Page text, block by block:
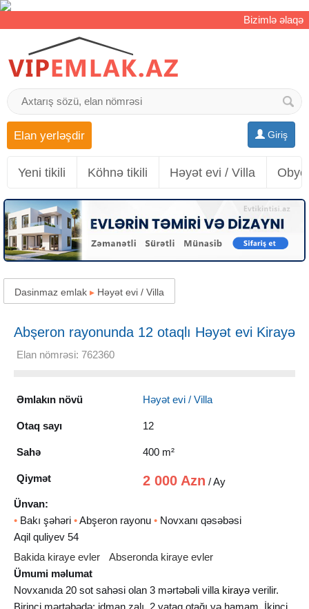
Bizimlə əlaqə
Giriş
Elan yerləşdir
Yeni tikili Köhnə tikili Həyət evi / Villa
Dasinmaz emlak ▸ Həyət evi / Villa
Abşeron rayonunda 12 otaqlı Həyət evi Kirayə
verilir, 400 m²
Elan nömrəsi: 762360
Əmlakın növü Həyət evi / Villa
Otaq sayı 12
Sahə 400 m²
Qiymət 2 000 Azn / Ay
Ünvan:
• Bakı şəhəri •Abşeron rayonu • Novxanı qəsəbəsi
Aqil quliyev 54
Bakida kiraye evler
Abseronda kiraye evler
Ümumi məlumat
Novxanıda 20 sot sahəsi olan 3 mərtəbəli villa kirayə verilir.
Birinci mərtəbədə: idman zalı, 2 yataq otağı və hamam. İkinci